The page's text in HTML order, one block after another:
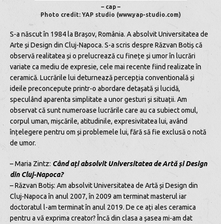
– cap –
Photo credit: YAP studio (www.yap-studio.com)
S-a născut în 1984 la Brașov, România. A absolvit Universitatea de
Arte și Design din Cluj-Napoca. S-a scris despre Răzvan Botiș că
observă realitatea și o prelucrează cu finețe și umor în lucrări
variate ca mediu de expresie, cele mai recente fiind realizate în
ceramică. Lucrările lui deturnează percepția conventională și
ideile preconcepute printr-o abordare detașată și lucidă,
speculând aparenta simplitate a unor gesturi și situații. Am
observat că sunt numeroase lucrările care au ca subiect omul,
corpul uman, mișcările, atitudinile, expresivitatea lui, având
înțelegere pentru om și problemele lui, fără să fie exclusă o notă
de umor.
– Maria Zintz: Când ați absolvit Universitatea de Artă și Design
din Cluj-Napoca?
– Răzvan Botiș: Am absolvit Universitatea de Artă și Design din
Cluj-Napoca în anul 2007, în 2009 am terminat masterul iar
doctoratul l-am terminat în anul 2019. De ce ați ales ceramica
pentru a vă exprima creator? Încă din clasa a șasea mi-am dat